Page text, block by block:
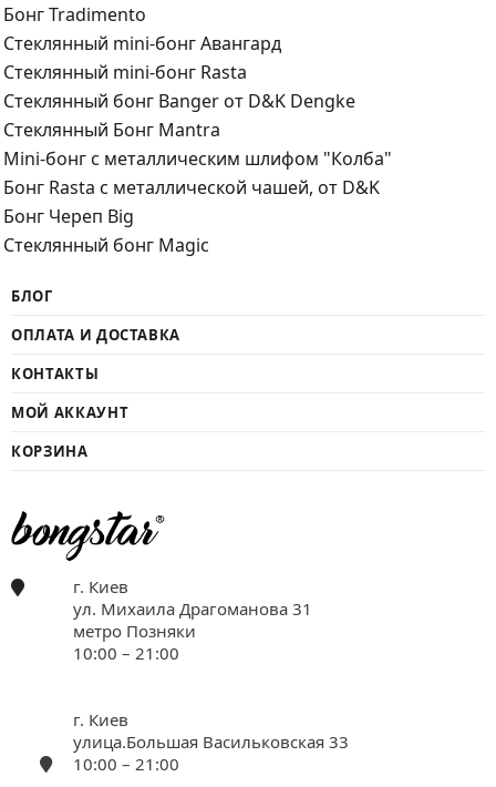
Бонг Tradimento
Стеклянный mini-бонг Авангард
Стеклянный mini-бонг Rasta
Стеклянный бонг Banger от D&K Dengke
Стеклянный Бонг Mantra
Mini-бонг с металлическим шлифом "Колба"
Бонг Rasta с металлической чашей, от D&K
Бонг Череп Big
Стеклянный бонг Magic
БЛОГ
ОПЛАТА И ДОСТАВКА
КОНТАКТЫ
МОЙ АККАУНТ
КОРЗИНА
г. Киев
ул. Михаила Драгоманова 31
метро Позняки
10:00 – 21:00
г. Киев
улица.Большая Васильковская 33
10:00 – 21:00